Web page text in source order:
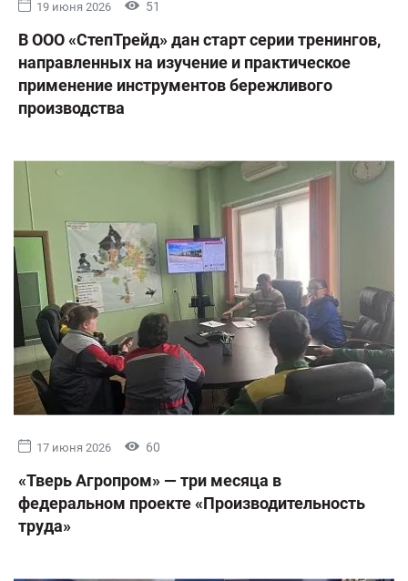
19 июня 2026 51
В ООО «СтепТрейд» дан старт серии тренингов,
направленных на изучение и практическое
применение инструментов бережливого
производства
17 июня 2026 60
«Тверь Агропром» — три месяца в
федеральном проекте «Производительность
труда»